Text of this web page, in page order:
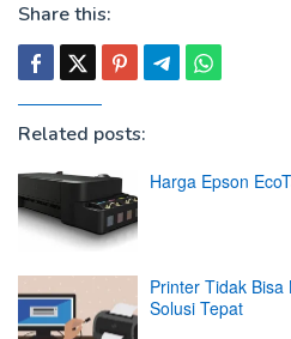
Share this:
Related posts:
Harga Epson
Printer Tidak
Solusi Tepat